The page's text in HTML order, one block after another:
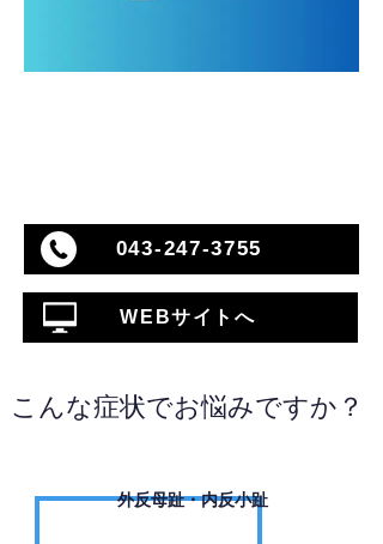
043-247-3755
WEBサイトへ
こんな症状でお悩みですか？
外反母趾・内反小趾